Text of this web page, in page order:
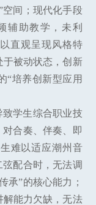
空间；现代化手段
辅助教学，未利
直观呈现风格特
被动状态，创新
“培养创新型应用
致学生综合职业技
合奏、伴奏、即
难以适应潮州音
配合时，无法调
承”的核心能力；
能力欠缺，无法